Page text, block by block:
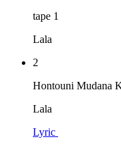
tape 1
Lala
2
Hontouni Mudana
Lala
Lyric